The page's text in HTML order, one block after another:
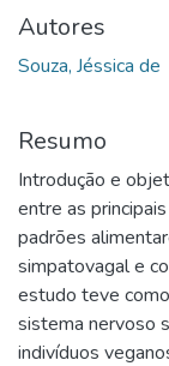
Autores
Souza, Jéssica de
Resumo
Introdução e
entre as
padrões
simpatovagal e
estudo teve
sistema nervoso
indivíduos